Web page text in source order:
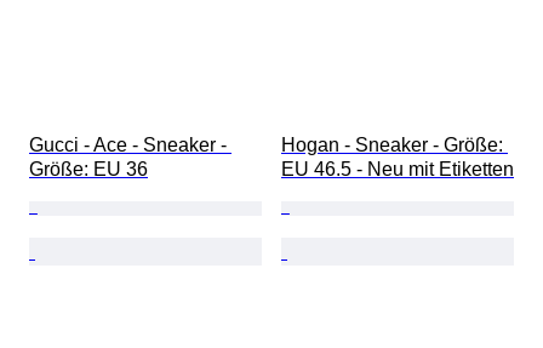
Gucci - Ace - Sneaker -
Größe: EU 36
Hogan - Sneaker - Größe:
EU 46.5 - Neu mit Etiketten